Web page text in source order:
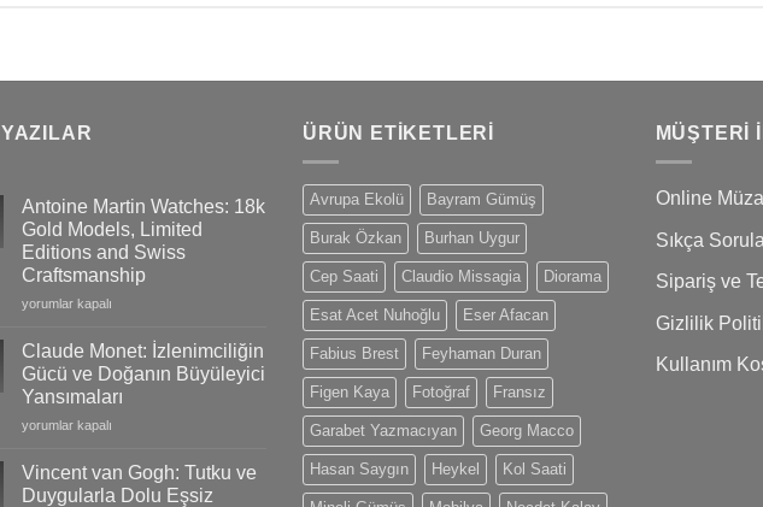
Antoine Martin Watches: 18k
Gold Models, Limited
Editions and Swiss
Craftsmanship
Antoine
Watches:
18k
Gold
Models,
Limited
and
Swiss
yorumlar kapalı
Claude Monet: İzlenimciliğin
Gücü ve Doğanın Büyüleyici
Yansımaları
Claude
İzlenimciliğin
Gücü
yorumlar kapalı
Vincent van Gogh: Tutku ve
Duygularla Dolu Eşsiz
ÜRÜN ETIKETLERI
Avrupa Ekolü Bayram Gümüş
Burak Özkan Burhan Uygur
Cep Saati Claudio Missagia Diorama
Esat Acet Nuhoğlu Eser Afacan
Fabius Brest Feyhaman Duran
Figen Kaya Fotoğraf Fransız
Garabet Yazmacıyan Georg Macco
Hasan Saygın Heykel Kol Saati
MÜŞTERI
Online
Sıkça
Sipariş ve
Gizlilik
Kullanım